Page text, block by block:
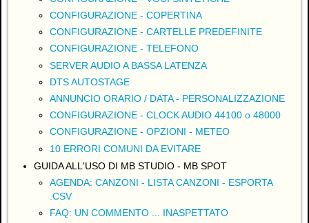
CONFIGURAZIONE - COPERTINA
CONFIGURAZIONE - CARTELLE PREDEFINITE
CONFIGURAZIONE - TELEFONO
SERVER AUDIO A BASSA LATENZA
DTS AUTOSTAGE
ANNUNCIO ORARIO / DATA - PERSONALIZZAZIONE
CONFIGURAZIONE - CLOCK AUDIO 44100 o 48000
CONFIGURAZIONE - OPZIONI - METEO
10 ERRORI COMUNI DA EVITARE
GUIDA ALL'USO DI MB STUDIO - MB SPOT
AGENDA: CANZONI - LISTA CANZONI - ESPORTA
.CSV
FAQ: UN COMMENTO ... INASPETTATO